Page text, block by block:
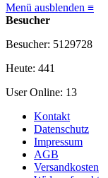
Menü ausblenden ≡
Besucher
Besucher: 5129728
Heute: 441
User Online: 13
Kontakt
Datenschutz
Impressum
AGB
Versandkosten